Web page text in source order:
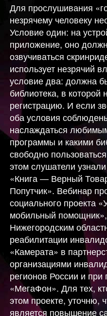
Для прослушивания
незрячему человеку
Условие один: на
приложение, оно
озвучиваться
использует незрячий
условие два: должна
библиотека, в которой
регистрацию. И если
оба условия
наслаждаться
программы и какими
свободно
этом слушатели
«Книга — Верный
Попутчик». Вебинар
социального проекта
мобильный
Нижегородским
реабилитации
«Камерата» в
организациями
регионов России и
«МегаФон». Для тех,
этом проекте, уточню,
является повышение